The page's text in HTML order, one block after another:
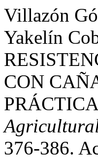
Villazón
Yakelín
CON
376-386.